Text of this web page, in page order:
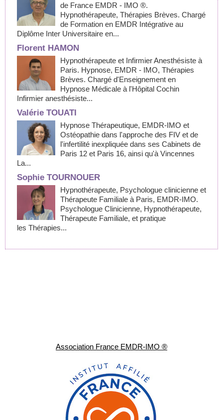
de France EMDR - IMO ®.
Hypnothérapeute, Thérapies Brèves. Chargé
de Formation en EMDR Intégrative au
Diplôme Inter Universitaire en...
Florent HAMON
Hypnothérapeute et Infirmier Anesthésiste à
Paris. Hypnose, EMDR - IMO, Thérapies
Brèves. Chargé d'Enseignement en
Hypnose Médicale à l'Hôpital Cochin
Infirmier anesthésiste...
Valérie TOUATI
Hypnose Thérapeutique, EMDR-IMO et
Ostéopathie dans l'approche des FIV et de
l'infertilité inexpliquée dans ses Cabinets de
Paris 12 et Paris 16, ainsi qu'à Vincennes
La...
Sophie TOURNOUER
Hypnothérapeute, Psychologue clinicienne et
Thérapeute Familiale à Paris, EMDR-IMO.
Psychologue Clinicienne, Hypnothérapeute,
Thérapeute Familiale, et pratique
les Thérapies...
Association France EMDR-IMO ®